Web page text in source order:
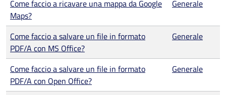
Come faccio a ricavare una mappa da Google
Maps?
Generale
Come faccio a salvare un file in formato
PDF/A con MS Office?
Generale
Come faccio a salvare un file in formato
PDF/A con Open Office?
Generale